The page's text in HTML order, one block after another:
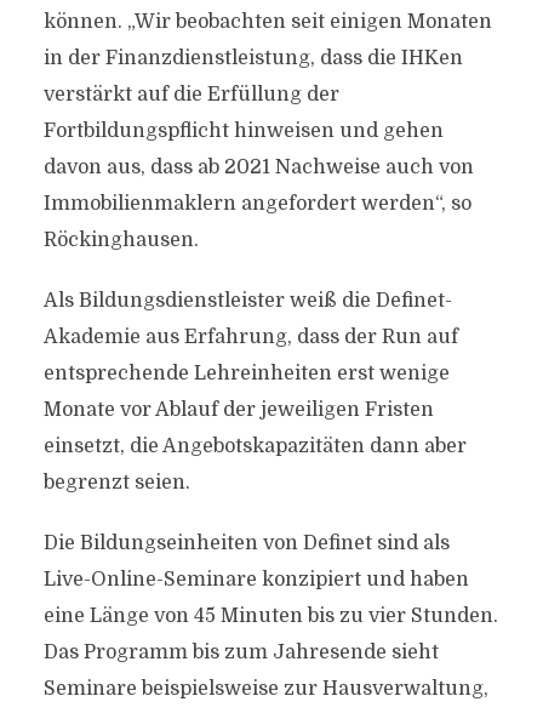
können. „Wir beobachten seit einigen Monaten
in der Finanzdienstleistung, dass die IHKen
verstärkt auf die Erfüllung der
Fortbildungspflicht hinweisen und gehen
davon aus, dass ab 2021 Nachweise auch von
Immobilienmaklern angefordert werden“, so
Röckinghausen.
Als Bildungsdienstleister weiß die Definet-
Akademie aus Erfahrung, dass der Run auf
entsprechende Lehreinheiten erst wenige
Monate vor Ablauf der jeweiligen Fristen
einsetzt, die Angebotskapazitäten dann aber
begrenzt seien.
Die Bildungseinheiten von Definet sind als
Live-Online-Seminare konzipiert und haben
eine Länge von 45 Minuten bis zu vier Stunden.
Das Programm bis zum Jahresende sieht
Seminare beispielsweise zur Hausverwaltung,